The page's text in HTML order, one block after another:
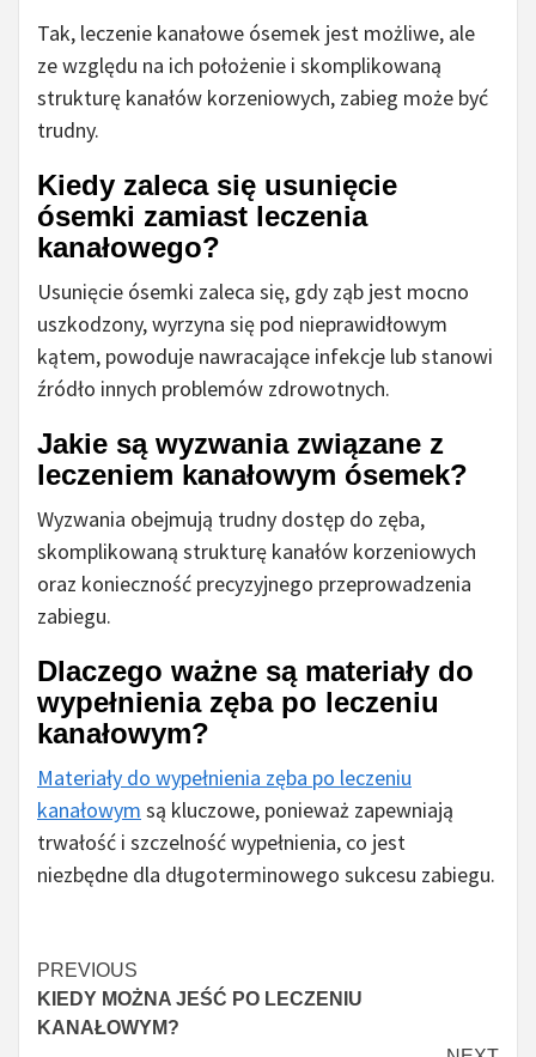
Tak, leczenie kanałowe ósemek jest możliwe, ale
ze względu na ich położenie i skomplikowaną
strukturę kanałów korzeniowych, zabieg może być
trudny.
Kiedy zaleca się usunięcie
ósemki zamiast leczenia
kanałowego?
Usunięcie ósemki zaleca się, gdy ząb jest mocno
uszkodzony, wyrzyna się pod nieprawidłowym
kątem, powoduje nawracające infekcje lub stanowi
źródło innych problemów zdrowotnych.
Jakie są wyzwania związane z
leczeniem kanałowym ósemek?
Wyzwania obejmują trudny dostęp do zęba,
skomplikowaną strukturę kanałów korzeniowych
oraz konieczność precyzyjnego przeprowadzenia
zabiegu.
Dlaczego ważne są materiały do
wypełnienia zęba po leczeniu
kanałowym?
Materiały do wypełnienia zęba po leczeniu
kanałowym są kluczowe, ponieważ zapewniają
trwałość i szczelność wypełnienia, co jest
niezbędne dla długoterminowego sukcesu zabiegu.
Czytaj
więcej
PREVIOUS
KIEDY MOŻNA JEŚĆ PO LECZENIU
KANAŁOWYM?